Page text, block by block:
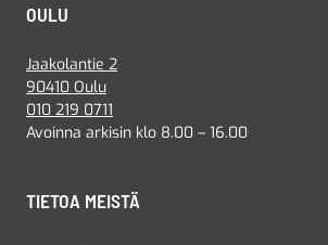
OULU
Jaakolantie 2
90410 Oulu
010 219 0711
Avoinna arkisin klo 8.00 – 16.00
TIETOA MEISTÄ